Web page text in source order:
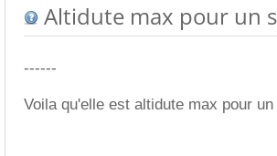
Altidute max pour un
------
Voila qu'elle est altidute max pour